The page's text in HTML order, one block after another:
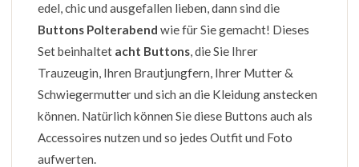
edel, chic und ausgefallen lieben, dann sind die
Buttons Polterabend wie für Sie gemacht! Dieses
Set beinhaltet acht Buttons, die Sie Ihrer
Trauzeugin, Ihren Brautjungfern, Ihrer Mutter &
Schwiegermutter und sich an die Kleidung anstecken
können. Natürlich können Sie diese Buttons auch als
Accessoires nutzen und so jedes Outfit und Foto
aufwerten.